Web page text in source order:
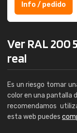
Info / pedido
Ver RAL 200
real
Es un riesgo tomar
color en una pantalla
recomendamos
esta web puedes